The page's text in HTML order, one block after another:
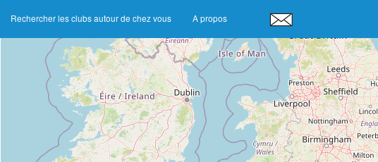
Rechercher les clubs autour de chez vous A propos